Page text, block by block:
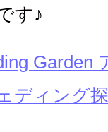
す♪
Garden
ディング